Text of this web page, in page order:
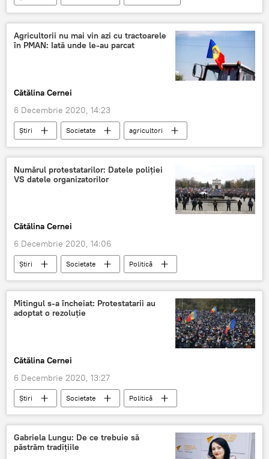
accident grav
accident auto mașină
Agricultorii nu mai vin azi cu tractoarele
în PMAN: Iată unde le-au parcat
Cătălina Cernei
6 Decembrie 2020, 14:23
Știri Societate
agricultori
agricultorii moldoveni
Protest
Numărul protestatarilor: Datele poliției
VS datele organizatorilor
Cătălina Cernei
6 Decembrie 2020, 14:06
Știri Societate
Politică
protest
centrul capitalei
manifestanți
Mitingul s-a încheiat: Protestatarii au
adoptat o rezoluție
Cătălina Cernei
6 Decembrie 2020, 13:27
Știri Societate
Politică
Protest
Rezoluție manifestanți
Gabriela Lungu: De ce trebuie să
păstrăm tradițiile